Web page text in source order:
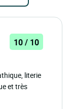
10 / 10
literie
et très